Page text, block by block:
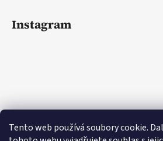
Tento web používá soubory cookie.
Instagram